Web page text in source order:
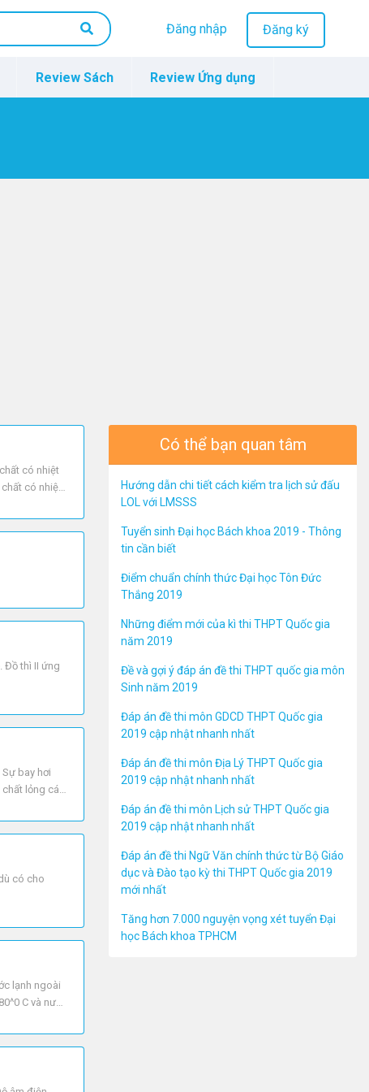
Đăng nhập Đăng ký
Review Sách Review Ứng dụng
có nhiệt
có nhiệt
Đồ thì II ứng
bay hơi
chất lỏng các
có cho
lạnh ngoài
C và nước
Có thể bạn quan tâm
Hướng dẫn chi tiết cách kiểm tra lịch sử đấu
LOL với LMSSS
Tuyển sinh Đại học Bách khoa 2019 - Thông
tin cần biết
Điểm chuẩn chính thức Đại học Tôn Đức
Thắng 2019
Những điểm mới của kì thi THPT Quốc gia
năm 2019
Đề và gợi ý đáp án đề thi THPT quốc gia môn
Sinh năm 2019
Đáp án đề thi môn GDCD THPT Quốc gia
2019 cập nhật nhanh nhất
Đáp án đề thi môn Địa Lý THPT Quốc gia
2019 cập nhật nhanh nhất
Đáp án đề thi môn Lịch sử THPT Quốc gia
2019 cập nhật nhanh nhất
Đáp án đề thi Ngữ Văn chính thức từ Bộ Giáo
dục và Đào tạo kỳ thi THPT Quốc gia 2019
mới nhất
Tăng hơn 7.000 nguyện vọng xét tuyển Đại
học Bách khoa TPHCM